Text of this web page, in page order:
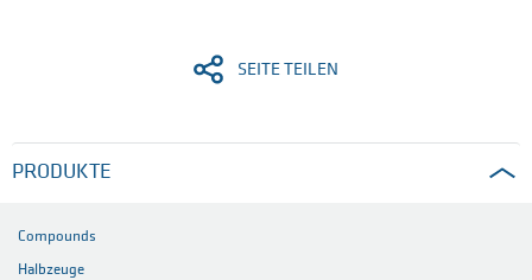
SEITE TEILEN
PRODUKTE
Compounds
Halbzeuge